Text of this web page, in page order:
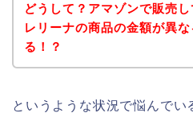
どうして？アマゾンで販売
レリーナの商品の金額が異
る！？
というような状況で悩んでい